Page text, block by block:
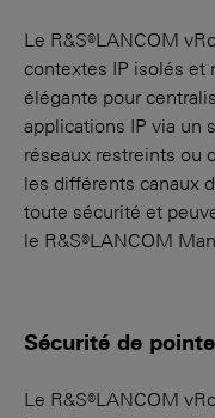
Le R&S®LANCOM
contextes IP isolés et
élégante pour
applications IP via un
réseaux restreints ou
les différents canaux
toute sécurité et
le R&S®LANCOM
Sécurité de pointe
Le R&S®LANCOM